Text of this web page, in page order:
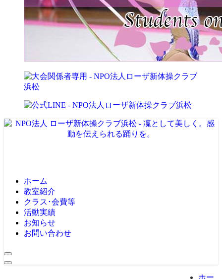
ホーム
教室紹介
クラス･会費等
活動実績
お知らせ
お問い合わせ
ホー